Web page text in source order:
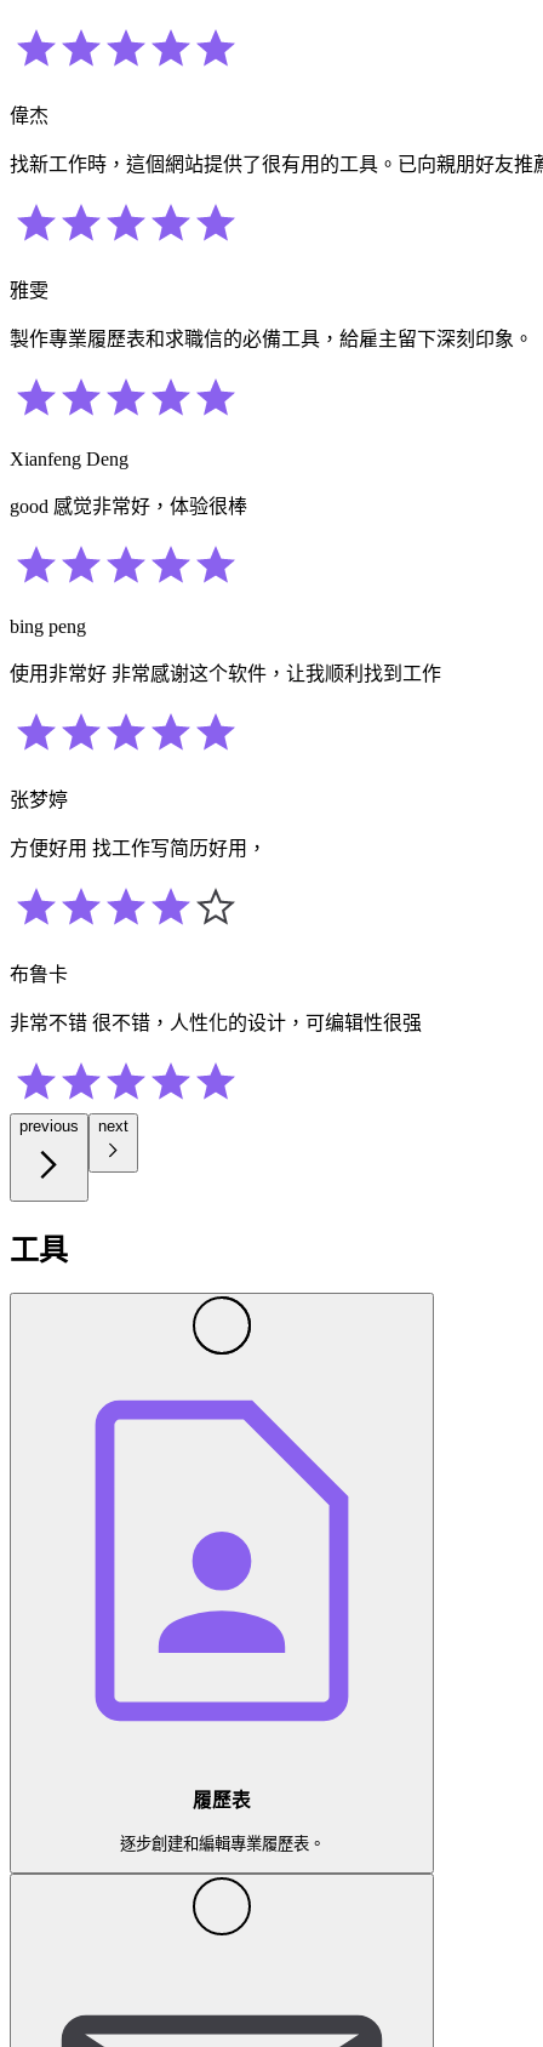
偉杰
找新工作時，這個網站提供了很有用的工具。已向親朋好友推
雅雯
製作專業履歷表和求職信的必備工具，給雇主留下深刻印象。
Xianfeng Deng
good 感觉非常好，体验很棒
bing peng
使用非常好 非常感谢这个软件，让我顺利找到工作
张梦婷
方便好用 找工作写简历好用，
布鲁卡
非常不错 很不错，人性化的设计，可编辑性很强
previous next
工具
履歷表
逐步創建和編輯專業履歷表。